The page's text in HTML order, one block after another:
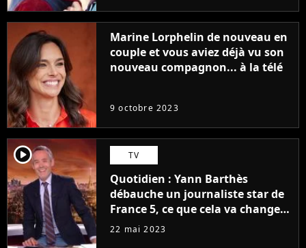
Marine Lorphelin de nouveau en
couple et vous aviez déjà vu son
nouveau compagnon... à la télé
9 octobre 2023
player2 TV
Quotidien : Yann Barthès
débauche un journaliste star de
France 5, ce que cela va changer
à la rentrée
22 mai 2023